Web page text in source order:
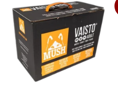
varianti.
Valikuid
saab
teha
tootelehel.
LISA
SOOVINIMEKIRJA